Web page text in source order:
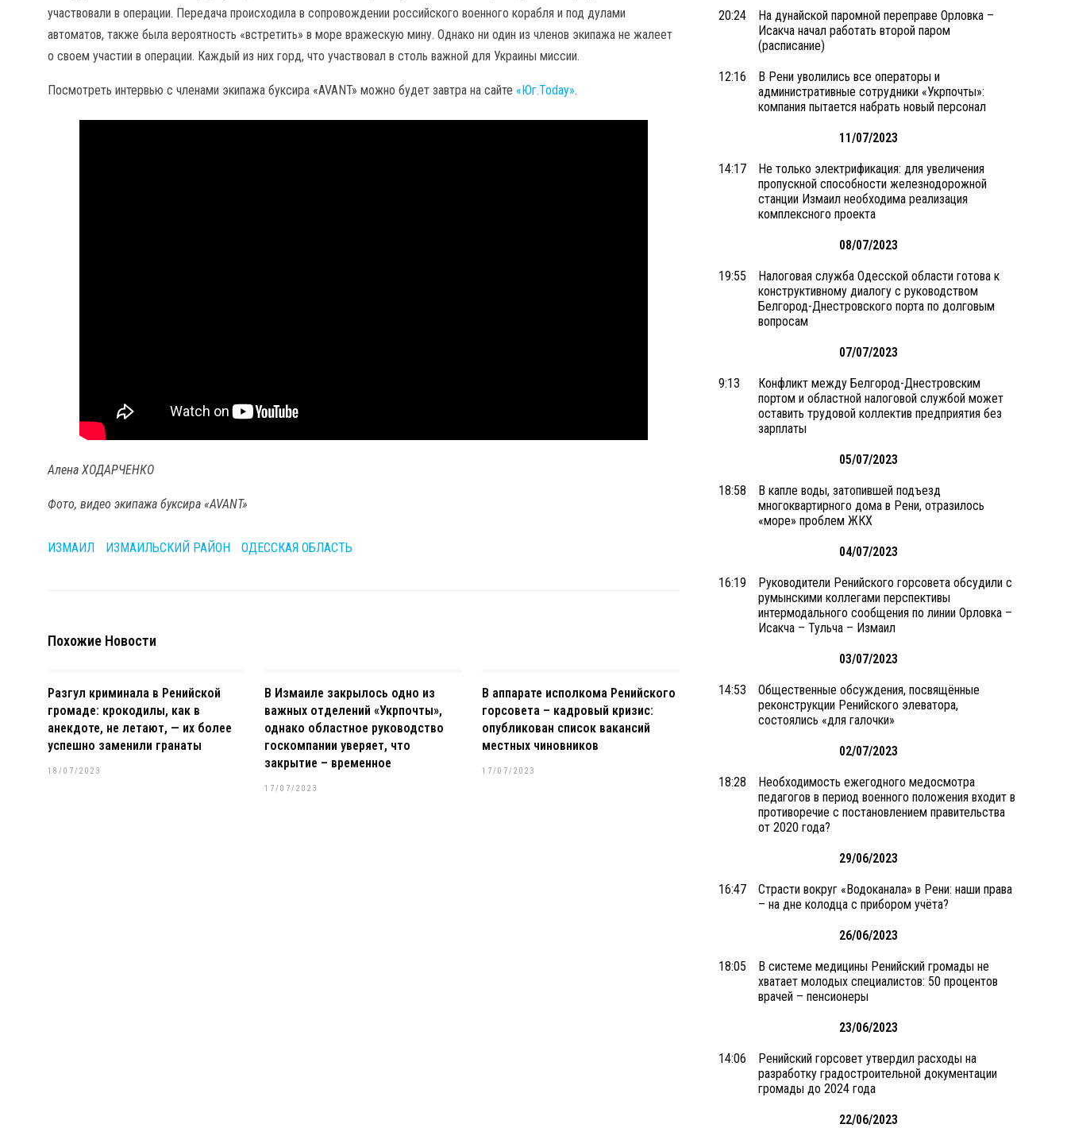
участвовали в операции. Передача происходила в сопровождении российского военного корабля и под дулами
автоматов, также была вероятность «встретить» в море вражескую мину. Однако ни один из членов экипажа не жалеет
о своем участии в операции. Каждый из них горд, что участвовал в столь важной для Украины миссии.
Посмотреть интервью с членами экипажа буксира «AVANT» можно будет завтра на сайте «Юг.Today».
Алена ХОДАРЧЕНКО
Фото, видео экипажа буксира «AVANT»
ИЗМАИЛ ИЗМАИЛЬСКИЙ РАЙОН ОДЕССКАЯ ОБЛАСТЬ
Похожие Новости
Разгул криминала в Ренийской
громаде: крокодилы, как в
анекдоте, не летают, — их более
успешно заменили гранаты
18/07/2023
В Измаиле закрылось одно из
важных отделений «Укрпочты»,
однако областное руководство
госкомпании уверяет, что
закрытие – временное
17/07/2023
В аппарате исполкома Ренийского
горсовета – кадровый кризис:
опубликован список вакансий
местных чиновников
17/07/2023
20:24
На дунайской паромной переправе Орловка –
Исакча начал работать второй паром
(расписание)
12:16
В Рени уволились все операторы и
административные сотрудники «Укрпочты»:
компания пытается набрать новый персонал
11/07/2023
14:17
Не только электрификация: для увеличения
пропускной способности железнодорожной
станции Измаил необходима реализация
комплексного проекта
08/07/2023
19:55
Налоговая служба Одесской области готова к
конструктивному диалогу с руководством
Белгород-Днестровского порта по долговым
вопросам
07/07/2023
9:13
Конфликт между Белгород-Днестровским
портом и областной налоговой службой может
оставить трудовой коллектив предприятия без
зарплаты
05/07/2023
18:58
В капле воды, затопившей подъезд
многоквартирного дома в Рени, отразилось
«море» проблем ЖКХ
04/07/2023
16:19
Руководители Ренийского горсовета обсудили с
румынскими коллегами перспективы
интермодального сообщения по линии Орловка –
Исакча – Тульча – Измаил
03/07/2023
14:53
Общественные обсуждения, посвящённые
реконструкции Ренийского элеватора,
состоялись «для галочки»
02/07/2023
18:28
Необходимость ежегодного медосмотра
педагогов в период военного положения входит в
противоречие с постановлением правительства
от 2020 года?
29/06/2023
16:47
Страсти вокруг «Водоканала» в Рени: наши права
– на дне колодца с прибором учёта?
26/06/2023
18:05
В системе медицины Ренийский громады не
хватает молодых специалистов: 50 процентов
врачей – пенсионеры
23/06/2023
14:06
Ренийский горсовет утвердил расходы на
разработку градостроительной документации
громады до 2024 года
22/06/2023